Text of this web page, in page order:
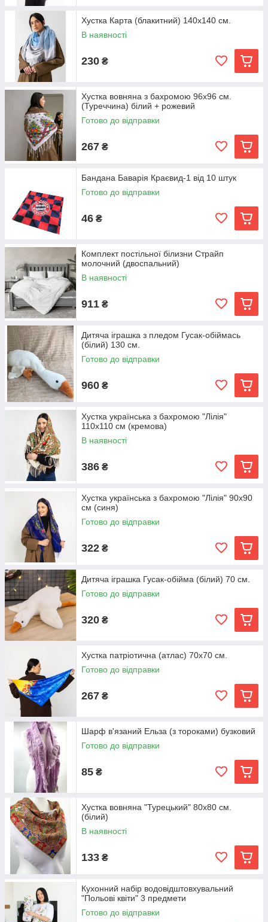
Хустка Карта (блакитний) 140х140 см.
В наявності
230 ₴
Хустка вовняна з бахромою 96х96 см.
(Туреччина) білий + рожевий
Готово до відправки
267 ₴
Бандана Баварія Краєвид-1 від 10 штук
Готово до відправки
46 ₴
Комплект постільної білизни Страйп
молочний (двоспальний)
В наявності
911 ₴
Дитяча іграшка з пледом Гусак-обіймась
(білий) 130 см.
Готово до відправки
960 ₴
Хустка українська з бахромою "Лілія"
110х110 см (кремова)
В наявності
386 ₴
Хустка українська з бахромою "Лілія" 90х90
см (синя)
Готово до відправки
322 ₴
Дитяча іграшка Гусак-обійма (білий) 70 см.
Готово до відправки
320 ₴
Хустка патріотична (атлас) 70х70 см.
Готово до відправки
267 ₴
Шарф в'язаний Ельза (з тороками) бузковий
Готово до відправки
85 ₴
Хустка вовняна "Турецький" 80х80 см.
(білий)
В наявності
133 ₴
Кухонний набір водовідштовхувальний
"Польові квіти" 3 предмети
Готово до відправки